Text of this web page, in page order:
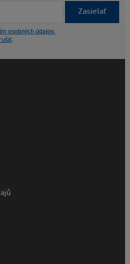
Zasielať
osobných údajov.
.